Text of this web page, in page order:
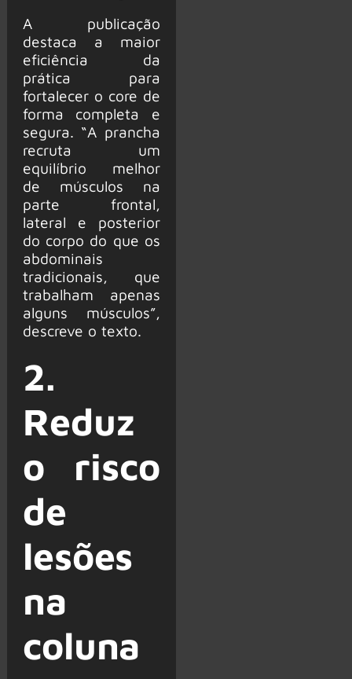
A publicação
destaca a maior
eficiência da
prática para
fortalecer o core de
forma completa e
segura. “A prancha
recruta um
equilíbrio melhor
de músculos na
parte frontal,
lateral e posterior
do corpo do que os
abdominais
tradicionais, que
trabalham apenas
alguns músculos”,
descreve o texto.
2.
Reduz
o risco
de
lesões
na
coluna